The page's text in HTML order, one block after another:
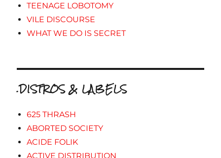
TEENAGE LOBOTOMY
VILE DISCOURSE
WHAT WE DO IS SECRET
.DISTROS & LABELS
625 THRASH
ABORTED SOCIETY
ACIDE FOLIK
ACTIVE DISTRIBUTION